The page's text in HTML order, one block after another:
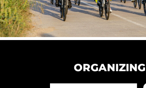
ORGANIZING